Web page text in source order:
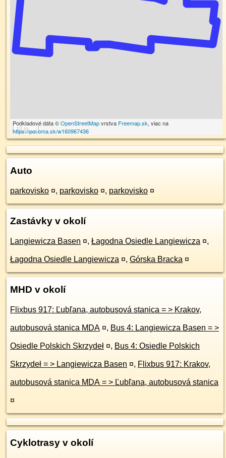
10 m
Podkladové dáta ©OpenStreetMapvrstva Freemap.sk, viac na
https://poi.oma.sk/w160967436
Auto
parkovisko ¤, parkovisko ¤, parkovisko ¤
Zastávky v okolí
Langiewicza Basen ¤, Łagodna Osiedle Langiewicza ¤,
Łagodna Osiedle Langiewicza ¤, Górska Bracka ¤
MHD v okolí
Flixbus 917: Ľubľana, autobusová stanica = > Krakov,
autobusová stanica MDA ¤, Bus 4: Langiewicza Basen = >
Osiedle Polskich Skrzydeł ¤, Bus 4: Osiedle Polskich
Skrzydeł = > Langiewicza Basen ¤, Flixbus 917: Krakov,
autobusová stanica MDA = > Ľubľana, autobusová stanica
¤
Cyklotrasy v okolí